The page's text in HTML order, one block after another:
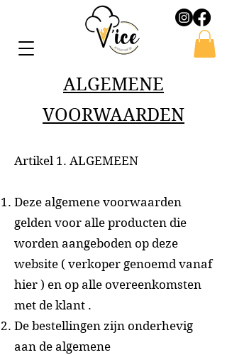
ALGEMENE
VOORWAARDEN
Artikel 1. ALGEMEEN
Deze algemene voorwaarden
gelden voor alle producten die
worden aangeboden op deze
website ( verkoper genoemd vanaf
hier ) en op alle overeenkomsten
met de klant .
De bestellingen zijn onderhevig
aan de algemene